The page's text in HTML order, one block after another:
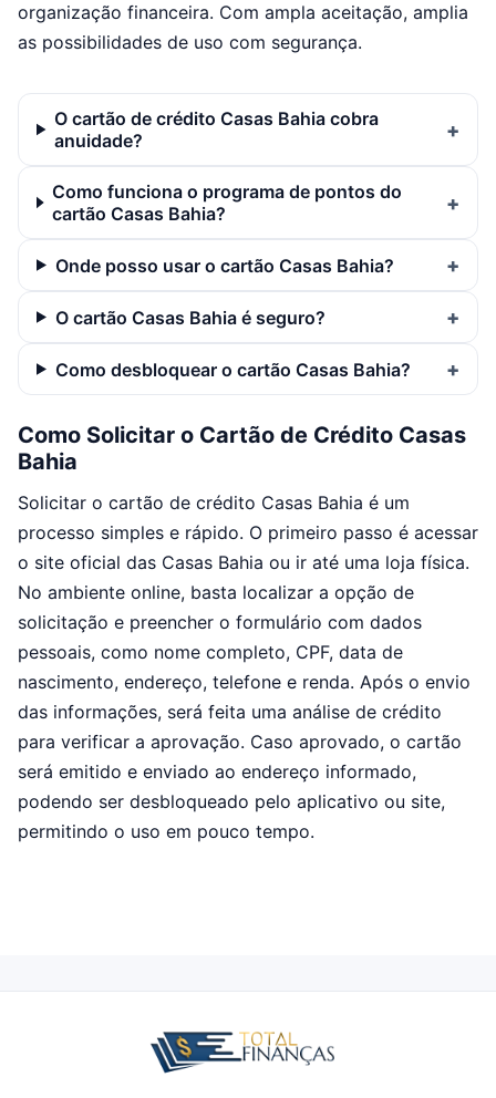
organização financeira. Com ampla aceitação, amplia
as possibilidades de uso com segurança.
O cartão de crédito Casas Bahia cobra
anuidade?
Como funciona o programa de pontos do
cartão Casas Bahia?
Onde posso usar o cartão Casas Bahia?
O cartão Casas Bahia é seguro?
Como desbloquear o cartão Casas Bahia?
Como Solicitar o Cartão de Crédito Casas
Bahia
Solicitar o cartão de crédito Casas Bahia é um
processo simples e rápido. O primeiro passo é acessar
o site oficial das Casas Bahia ou ir até uma loja física.
No ambiente online, basta localizar a opção de
solicitação e preencher o formulário com dados
pessoais, como nome completo, CPF, data de
nascimento, endereço, telefone e renda. Após o envio
das informações, será feita uma análise de crédito
para verificar a aprovação. Caso aprovado, o cartão
será emitido e enviado ao endereço informado,
podendo ser desbloqueado pelo aplicativo ou site,
permitindo o uso em pouco tempo.